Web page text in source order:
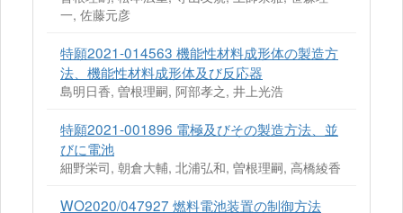
一, 佐藤元彦
特願2021-014563 機能性材料成形体の製造方
法、機能性材料成形体及び反応器
島明日香, 曽根理嗣, 阿部孝之, 井上光浩
特願2021-001896 電極及びその製造方法、並
びに電池
細野栄司, 朝倉大輔, 北浦弘和, 曽根理嗣, 高橋綾香
WO2020/047927 燃料電池装置の制御方法